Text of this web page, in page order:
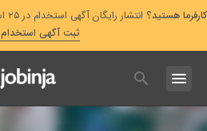
کارفرما هستید؟ انتشار رایگان آگهی استخدام در ۲۵ استان و ۲۶ دسته‌بندی شغلی
ثبت آگهی استخدام